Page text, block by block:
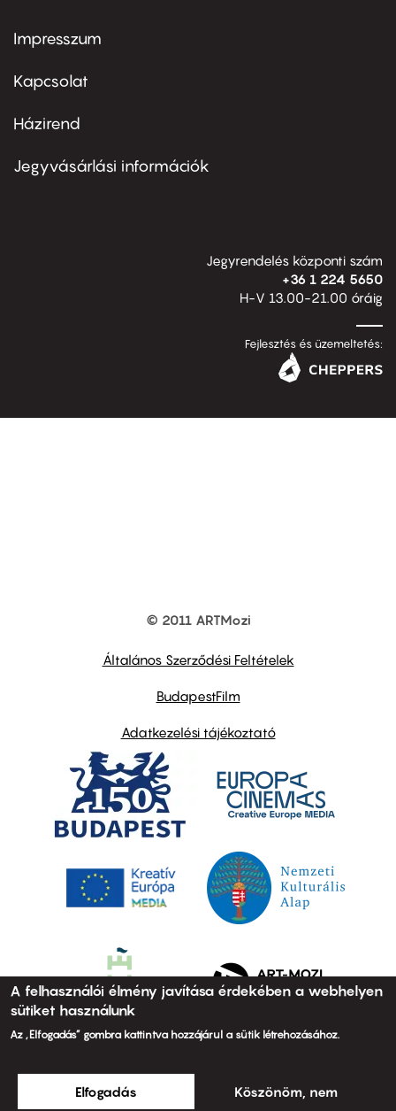
Footer
first
Impresszum
Kapcsolat
Footer
second
Házirend
Jegyvásárlási információk
Jegyrendelés központi szám
+36 1 224 5650
H-V 13.00-21.00 óráig
Fejlesztés és üzemeltetés:
© 2011 ARTMozi
Általános Szerződési Feltételek
BudapestFilm
Adatkezelési tájékoztató
A felhasználói élmény javítása érdekében a webhelyen
sütiket használunk
Az „Elfogadás” gombra kattintva hozzájárul a sütik létrehozásához.
Elfogadás Köszönöm, nem